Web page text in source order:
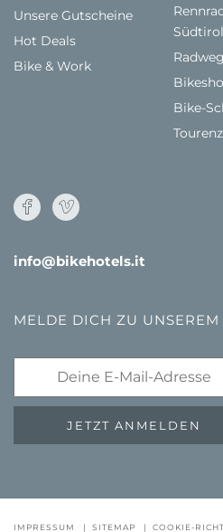
GUTSCHEINE FAQ -
Unsere Gutscheine
Hot Deals
Bike & Work
Südtirol
Bike-
info@bikehotels.it
MELDE DICH ZU
JETZT ANMELDEN
IMPRESSUM | SITEMAP | COOKIE-